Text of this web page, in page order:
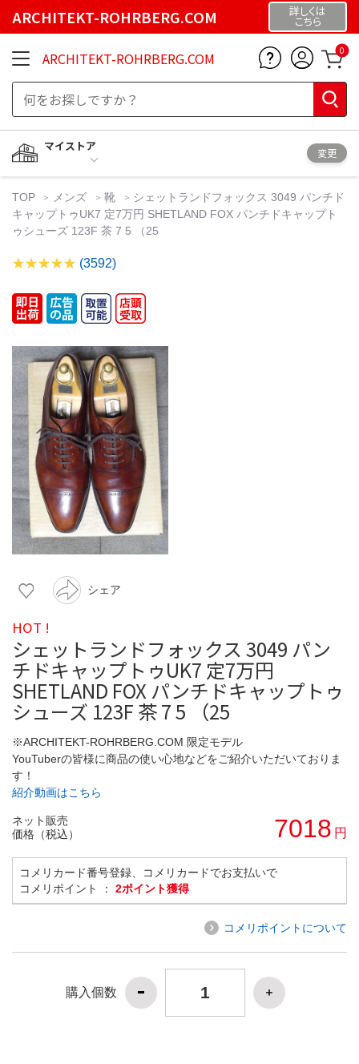
ARCHITEKT-ROHRBERG.COM 詳しくは
こちら
ARCHITEKT-ROHRBERG.COM 0
マイストア
変更
TOP メンズ 靴
シェットランドフォックス 3049 パンチド
キャップトゥUK7 定7万円 SHETLAND FOX パンチドキャップト
ゥシューズ 123F 茶 7 5 （25
(3592)
シェア
HOT !
シェットランドフォックス 3049 パン
チドキャップトゥUK7 定7万円
SHETLAND FOX パンチドキャップトゥ
シューズ 123F 茶 7 5 （25
※ARCHITEKT-ROHRBERG.COM 限定モデル
YouTuberの皆様に商品の使い心地などをご紹介いただいておりま
す！
紹介動画はこちら
ネット販売
価格（税込）
7018 円
コメリカード番号登録、コメリカードでお支払いで
コメリポイント ： 2ポイント獲得
コメリポイントについて
購入個数